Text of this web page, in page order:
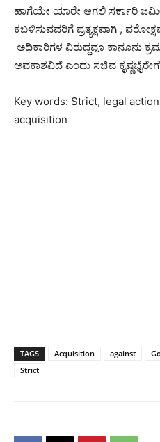
ಹಾಗೆಯೇ ಯಾರೇ ಆಗಲಿ ಸರ್ಕಾರಿ
ಕಬಳಿಸುವವರಿಗೆ ಪ್ರತ್ಯಕ್ಷವಾಗಿ ,
ಅಧಿಕಾರಿಗಳ ವಿರುದ್ದವೂ ಕಾನೂನು
ಅವಕಾಶವಿದೆ ಎಂದು ಸಚಿವ
Key words: Strict, legal
acquisition
TAGS Acquisition against
Strict